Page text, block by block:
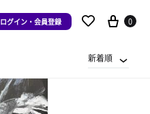
ログイン・会員登録 0
新着順